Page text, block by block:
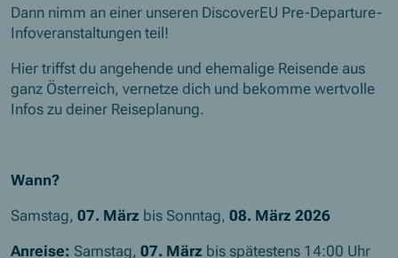
Dann nimm an einer unseren DiscoverEU Pre-Departure-
Infoveranstaltungen teil!
Hier triffst du angehende und ehemalige Reisende aus
ganz Österreich, vernetze dich und bekomme wertvolle
Infos zu deiner Reiseplanung.
Wann?
Samstag,07. März bis Sonntag,08. März 2026
Anreise: Samstag,07. März bis spätestens 14:00 Uhr